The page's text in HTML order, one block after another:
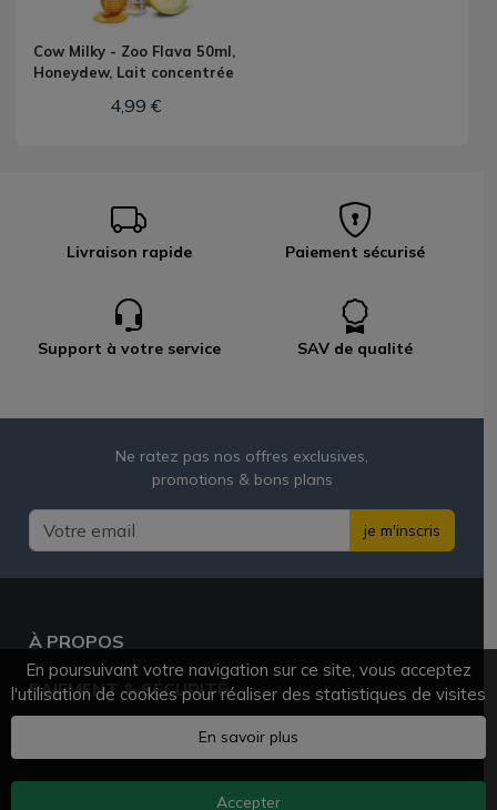
Cow Milky - Zoo Flava 50ml,
Honeydew, Lait concentrée
4,99 €
Livraison rapide Paiement sécurisé
Support à votre service SAV de qualité
Ne ratez pas nos offres exclusives,
promotions & bons plans
je m'inscris
À PROPOS
PAIEMENT & SÉCURITÉ
En poursuivant votre navigation sur ce site, vous acceptez
l'utilisation de cookies pour réaliser des statistiques de visites
En savoir plus
Accepter